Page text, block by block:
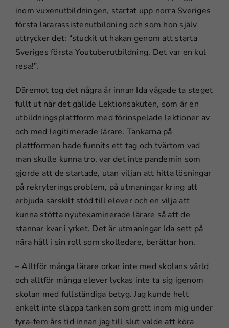
inom vuxenutbildningen, startat upp norra Sveriges
första lärarassistenutbildning och som hon själv
uttrycker det: “stuckit ut hakan genom att starta
Sveriges första Youtuberutbildning. Det var en kul
resa!”.
Däremot tog det några år innan Ida vågade ta steget
fullt ut när det gällde Lektionsakuten, som är en
utbildningsplattform med förinspelade lektioner av
och med legitimerade lärare. Tankarna på
plattformen hade funnits ett tag och tvärtom vad
man skulle kunna tro, var det inte pandemin som
gjorde att de startade, utan viljan att hitta lösningar
på rekryteringsproblem, på utmaningar kring att
erbjuda särskilt stöd till elever och en vilja att
kunna stötta nyutexaminerade lärare så att de
stannar kvar i yrket. Det är utmaningar Ida sett på
nära håll i sin roll som skolledare, berättar hon.
– Alltför många lärare orkar inte med skolans värld
och alltför många elever lyckas inte ta sig igenom
skolan med fullständiga betyg. Jag kunde helt
enkelt inte släppa tanken som grott inom mig under
fyra-fem års tid innan jag till slut valde att köra